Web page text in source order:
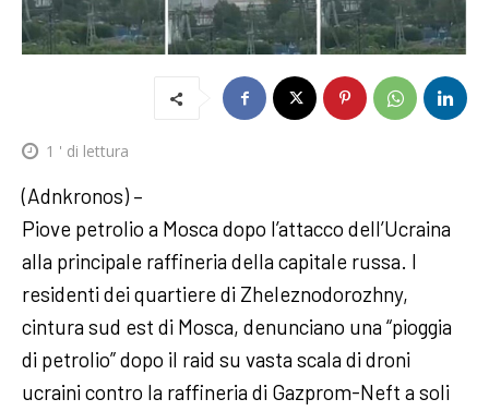
1 ' di lettura
(Adnkronos) –
Piove petrolio a Mosca dopo l’attacco dell’Ucraina
alla principale raffineria della capitale russa. I
residenti dei quartiere di Zheleznodorozhny,
cintura sud est di Mosca, denunciano una “pioggia
di petrolio” dopo il raid su vasta scala di droni
ucraini contro la raffineria di Gazprom-Neft a soli